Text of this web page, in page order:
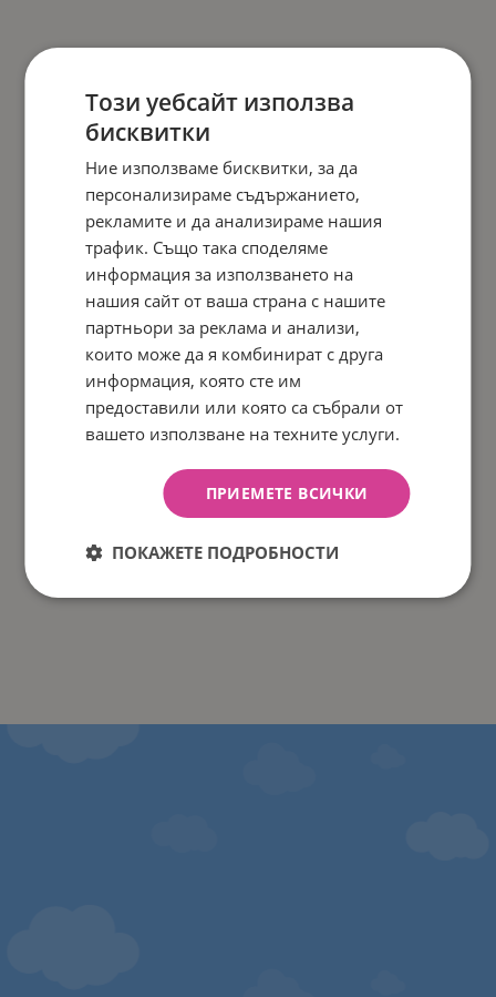
Този уебсайт използва
бисквитки
Ние използваме бисквитки, за да
персонализираме съдържанието,
рекламите и да анализираме нашия
трафик. Също така споделяме
информация за използването на
нашия сайт от ваша страна с нашите
партньори за реклама и анализи,
които може да я комбинират с друга
информация, която сте им
предоставили или която са събрали от
вашето използване на техните услуги.
ПРИЕМЕТЕ ВСИЧКИ
ПОКАЖЕТЕ ПОДРОБНОСТИ